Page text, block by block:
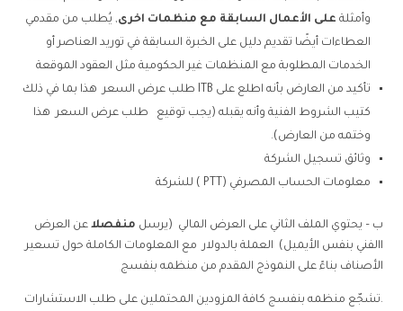
وأمثلة على الأعمال السابقة مع منظمات اخرى, يُطلب من مقدمي
العطاءات أيضًا تقديم دليل على الخبرة السابقة في توريد العناصر أو
الخدمات المطلوبة مع المنظمات غير الحكومية مثل العقود الموقعة
تأكيد من العارض بأنه اطلع على ITB طلب عرض السعر هذا بما في ذلك
كتيب الشروط الفنية وأنه يقبله (يجب توقيع طلب عرض السعر هذا
وختمه من العارض).
وثائق تسجيل الشركة
معلومات الحساب المصرفي (PTT ) للشركة
ب – يحتوي الملف الثاني على العرض المالي (يرسل منفصلا عن العرض
االفني بنفس الأيميل) العملة بالدولار مع المعلومات الكاملة حول تسعير
الأصناف بناءً على النموذج المقدم من منظمه بنفسج
.تشجّع منظمه بنفسج كافة المزودين المحتملين على طلب الاستشارات